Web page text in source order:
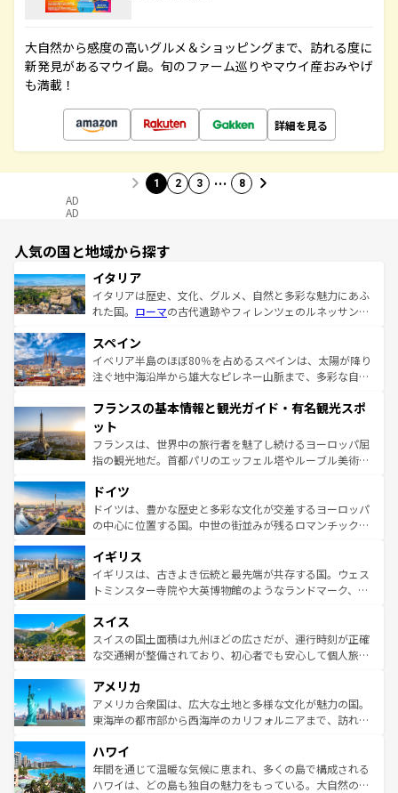
大自然から感度の高いグルメ＆ショッピングまで、訪れる度に
新発見があるマウイ島。旬のファーム巡りやマウイ産おみやげ
も満載！
詳細を見る
1 2 3 … 8
AD
AD
人気の国と地域から探す
イタリア
イタリアは歴史、文化、グルメ、自然と多彩な魅力にあふ
れた国。 ローマの古代遺跡やフィレンツェのルネッサンス
ろん、トスカーナの美しい田園風景やアマルフィ海岸の絶
景など、自然景観も見逃せない。観光の合間には、本場の
ピザやパスタなど、絶品のイタリア料理を堪能することも
ませてくれるイタリアで、忘れられない旅をしてみよう！
なお、新着のイタリア情報は
しい。
スペイン
イベリア半島のほぼ80％を占めるスペインは、太陽が降り
注ぐ地中海沿岸から雄大なピレネー山脈まで、多彩な自然
文化が根付くこの国では、情熱的なフラメンコ、熱気あふ
れる闘牛、そして美味しいタパスが生活の一部となってい
る。首都マドリードの洗練された雰囲気や、バルセロナの
アートに溢れた街角から、地方では古代ローマ遺跡や中世
せる。地方によって風土や気候が異なるスペインはその個
性で訪れる人を魅了する。 なお、新着のスペイン情報は コ
ンテンツ一覧を参照してほしい。
フランスの基本情報と観光ガイド・有名観光スポ
ット
フランスは、世界中の旅行者を魅了し続けるヨーロッパ屈
指の観光地だ。首都パリのエッフェル塔やルーブル美術館
で、幅広い魅力が詰まっている。華麗な宮殿、歴史的な大
聖堂、美しいビーチ、そして豊かな自然が、訪れる者を心
から魅了する。また、フランスは美食の国としても知ら
いる。シャンパンの発祥地であるランス、プロヴァンスの
香り高いラベンダー畑など、多彩な楽しみ方が可能だ。さ
らに、パリ以外の地域にも魅力が溢れており、どの街角に
れる地方に足を運ぶとそれぞれで全く異なる文化を体験で
きるだろう。 なお、新着のフランス情報はコンテンツ一覧
を参照してほしい。
ドイツ
ドイツは、豊かな歴史と多彩な文化が交差するヨーロッパ
の中心に位置する国。中世の街並みが残るロマンチック街
顔を持つこの国は、どこを歩いても飽きることがない。ベ
ルリンの文化的活気、バイエルン州のアルプスの絶景、そ
してライン川沿いのワイン畑といった風景は必見。ビール
は、お酒好きな人にはぜひ体験してほしい。 なお、新着の
ドイツ情報はコンテンツ一覧を参照してほしい。
イギリス
イギリスは、古きよき伝統と最先端が共存する国。ウェス
トミンスター寺院や大英博物館のようなランドマーク、歴
リアごとに異なる魅力がある。また、優雅なアフタヌーン
ティー、ビール好きにはたまらない英国パブ、サッカー観
戦など、本場だからこそできる体験も豊富。イギリスを旅
ンツ一覧を参照してほしい。
スイス
スイスの国土面積は九州ほどの広さだが、運行時刻が正確
な交通網が整備されており、初心者でも安心して個人旅行
の建物がそのまま残る町や、スイスならではのユニークな
博物館もあり、アルプス観光だけでなく町歩きも満喫する
ことができる。国民の所得が高いため物価も高いが、旅行
ば市内交通費無料で観光を楽しむこともできる。 なお、新
着のスイス情報はコンテンツ一覧 を参照してほしい。
アメリカ
アメリカ合衆国は、広大な土地と多様な文化が魅力の国。
東海岸の都市部から西海岸のカリフォルニアまで、訪れる
のような巨大都市は、観光、ショッピング、エンターテイ
ンメントが詰まった刺激的なスポットだ。一方、アメリカ
西部には大自然が広がり、グランドキャニオンやイエロー
ハワイ
年間を通じて温暖な気候に恵まれ、多くの島で構成される
ハワイは、どの島も独自の魅力をもっている。大自然の神